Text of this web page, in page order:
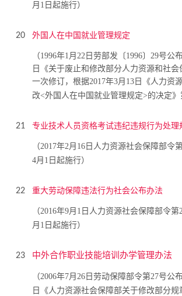
月1日起施行）
20 外国人在中国就业管理规定
（1996年1月22日劳部发〔1996〕29号公
日《关于废止和修改部分人力资源和社
一次修订，根据2017年3月13日《人力资
改<外国人在中国就业管理规定>的决定》
21 专业技术人员资格考试违纪违规行为处理
（2017年2月16日人力资源社会保障部令
4月1日起施行）
22 重大劳动保障违法行为社会公布办法
（2016年9月1日人力资源社会保障部令第
月1日起施行）
23 中外合作职业技能培训办学管理办法
（2006年7月26日劳动保障部令第27号公
日《人力资源社会保障部关于修改部分规